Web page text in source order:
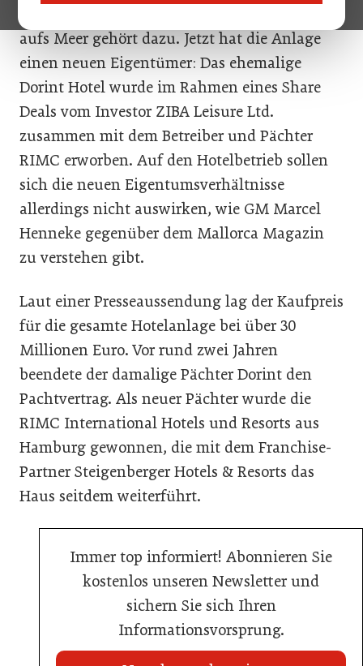
aufs Meer gehört dazu. Jetzt hat die Anlage
einen neuen Eigentümer: Das ehemalige
Dorint Hotel wurde im Rahmen eines Share
Deals vom Investor ZIBA Leisure Ltd.
zusammen mit dem Betreiber und Pächter
RIMC erworben. Auf den Hotelbetrieb sollen
sich die neuen Eigentumsverhältnisse
allerdings nicht auswirken, wie GM Marcel
Henneke gegenüber dem Mallorca Magazin
zu verstehen gibt.
Laut einer Presseaussendung lag der Kaufpreis
für die gesamte Hotelanlage bei über 30
Millionen Euro. Vor rund zwei Jahren
beendete der damalige Pächter Dorint den
Pachtvertrag. Als neuer Pächter wurde die
RIMC International Hotels und Resorts aus
Hamburg gewonnen, die mit dem Franchise-
Partner Steigenberger Hotels & Resorts das
Haus seitdem weiterführt.
Immer top informiert! Abonnieren Sie
kostenlos unseren Newsletter und
sichern Sie sich Ihren
Informationsvorsprung.